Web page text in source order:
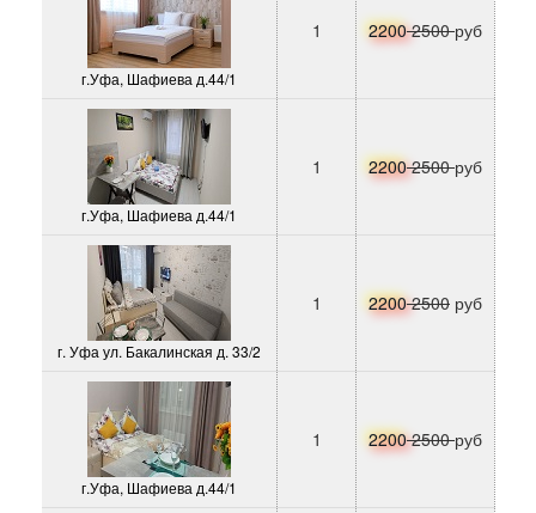
г.Уфа, Шафиева д.44/1
1 22002500руб
г.Уфа, Шафиева д.44/1
1 22002500руб
г. Уфа ул. Бакалинская д. 33/2
1 22002500 руб
г.Уфа, Шафиева д.44/1
1 22002500руб